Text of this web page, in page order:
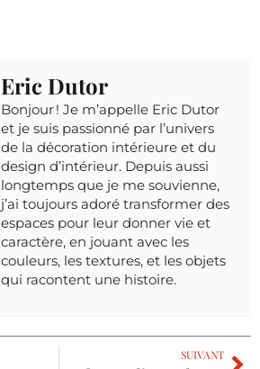
Eric Dutor
Bonjour ! Je m’appelle Eric Dutor
et je suis passionné par l’univers
de la décoration intérieure et du
design d’intérieur. Depuis aussi
longtemps que je me souvienne,
j’ai toujours adoré transformer des
espaces pour leur donner vie et
caractère, en jouant avec les
couleurs, les textures, et les objets
qui racontent une histoire.
SUIVANT